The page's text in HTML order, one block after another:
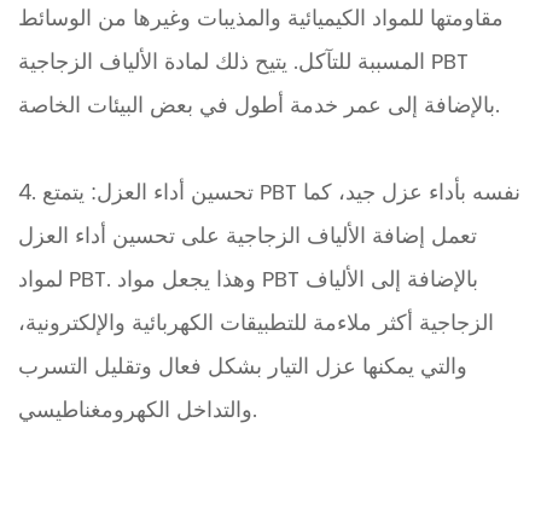
مقاومتها للمواد الكيميائية والمذيبات وغيرها من الوسائط
المسببة للتآكل. يتيح ذلك لمادة الألياف الزجاجية PBT
بالإضافة إلى عمر خدمة أطول في بعض البيئات الخاصة.
4. تحسين أداء العزل: يتمتع PBT نفسه بأداء عزل جيد، كما
تعمل إضافة الألياف الزجاجية على تحسين أداء العزل
لمواد PBT. وهذا يجعل مواد PBT بالإضافة إلى الألياف
الزجاجية أكثر ملاءمة للتطبيقات الكهربائية والإلكترونية،
والتي يمكنها عزل التيار بشكل فعال وتقليل التسرب
والتداخل الكهرومغناطيسي.